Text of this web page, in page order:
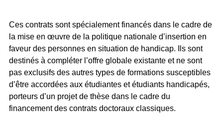
Ces contrats sont spécialement financés dans le cadre de
la mise en œuvre de la politique nationale d’insertion en
faveur des personnes en situation de handicap. Ils sont
destinés à compléter l’offre globale existante et ne sont
pas exclusifs des autres types de formations susceptibles
d’être accordées aux étudiantes et étudiants handicapés,
porteurs d’un projet de thèse dans le cadre du
financement des contrats doctoraux classiques.